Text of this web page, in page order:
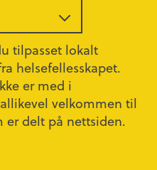
tilpasset lokalt
helsefellesskapet.
er med i
velkommen til
er delt på nettsiden.